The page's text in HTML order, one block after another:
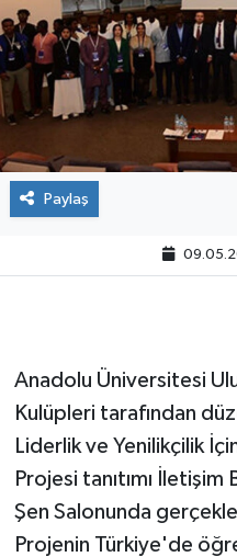
Paylaş
Anadolu Üniversitesi
Kulüpleri tarafından
Liderlik ve Yenilikçilik
Projesi tanıtımı
Şen Salonunda
Projenin Türkiye'de